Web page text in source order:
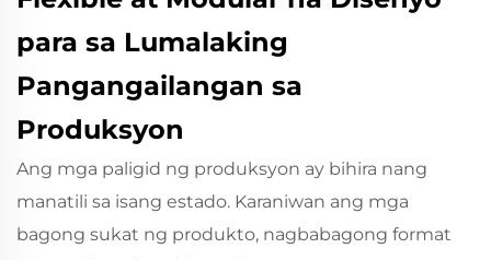
para sa Lumalaking
Pangangailangan sa
Produksyon
Ang mga paligid ng produksyon ay bihira nang
manatili sa isang estado. Karaniwan ang mga
bagong sukat ng produkto, nagbabagong format